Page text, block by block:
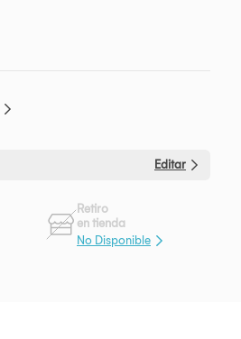
Editar
Retiro
en tienda
No Disponible